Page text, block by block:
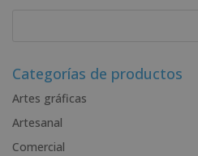
r
a
t
i
Categorías de productos
Artes gráficas
Artesanal
Comercial